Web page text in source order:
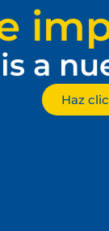
a
Haz